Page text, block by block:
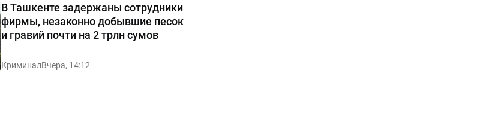
В Ташкенте задержаны сотрудники
фирмы, незаконно добывшие песок
и гравий почти на 2 трлн сумов
КриминалВчера, 14:12